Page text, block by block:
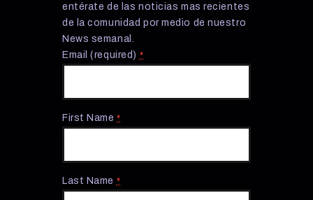
entérate de las noticias mas recientes
de la comunidad por medio de nuestro
News semanal.
Email (required) *
First Name*
Last Name *